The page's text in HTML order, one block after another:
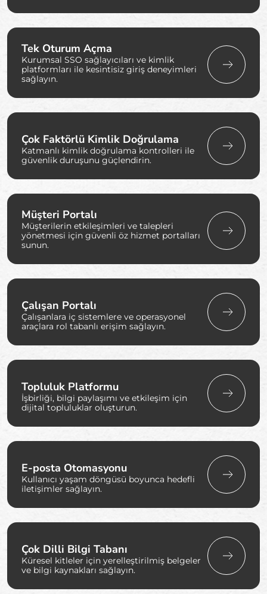
Tek Oturum Açma
Kurumsal SSO sağlayıcıları ve kimlik
platformları ile kesintisiz giriş deneyimleri
sağlayın.
Çok Faktörlü Kimlik Doğrulama
Katmanlı kimlik doğrulama kontrolleri ile
güvenlik duruşunu güçlendirin.
Müşteri Portalı
Müşterilerin etkileşimleri ve talepleri
yönetmesi için güvenli öz hizmet portalları
sunun.
Çalışan Portalı
Çalışanlara iç sistemlere ve operasyonel
araçlara rol tabanlı erişim sağlayın.
Topluluk Platformu
İşbirliği, bilgi paylaşımı ve etkileşim için
dijital topluluklar oluşturun.
E-posta Otomasyonu
Kullanıcı yaşam döngüsü boyunca hedefli
iletişimler sağlayın.
Çok Dilli Bilgi Tabanı
Küresel kitleler için yerelleştirilmiş belgeler
ve bilgi kaynakları sağlayın.